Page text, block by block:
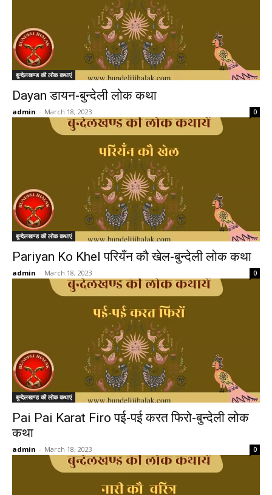
बुन्देलखण्ड की लोक कथाएं
Dayan डायन-बुन्देली लोक कथा
admin - March 18, 2023 0
बुन्देलखण्ड की लोक कथाएं
Pariyan Ko Khel परियँन कौ खेल-बुन्देली लोक कथा
admin - March 18, 2023 0
बुन्देलखण्ड की लोक कथाएं
Pai Pai Karat Firo पई-पई करत फिरो-बुन्देली लोक
कथा
admin - March 18, 2023 0